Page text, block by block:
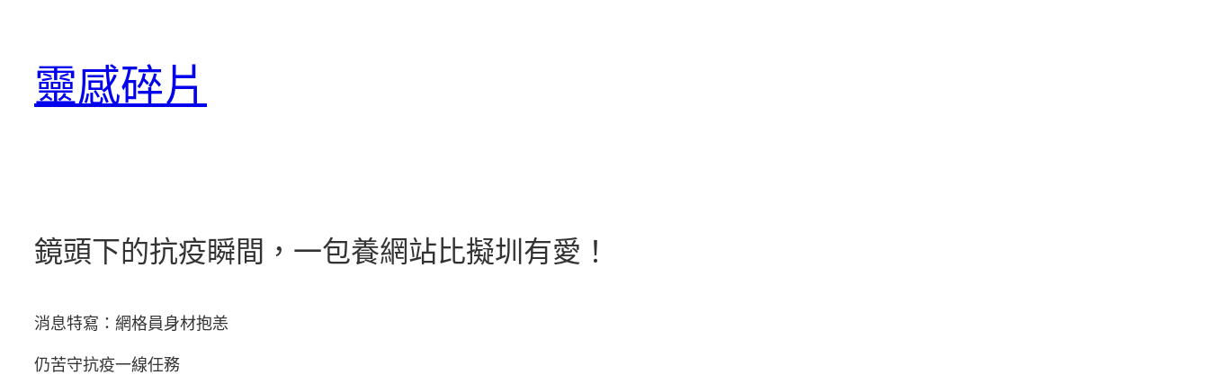
靈感碎片
鏡頭下的抗疫瞬間，一包養網站比擬圳有愛！
消息特寫：網格員身材抱恙
仍苦守抗疫一線任務